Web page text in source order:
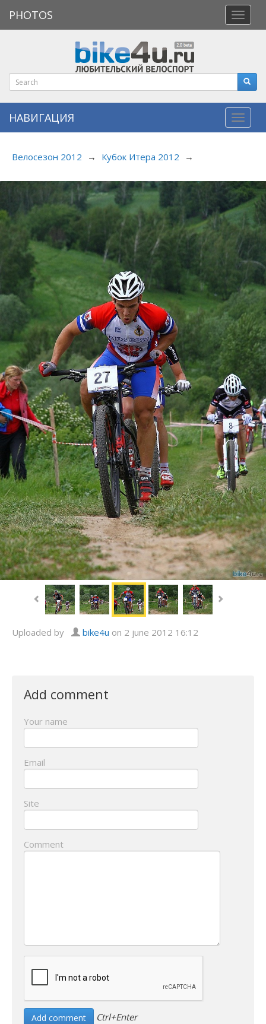
меню
PHOTOS
НАВИГАЦИЯ
Велосезон 2012 → Кубок Итера 2012 →
Uploaded by bike4u on 2 june 2012 16:12
Add comment
Your name
Email
Site
Comment
Ctrl+Enter